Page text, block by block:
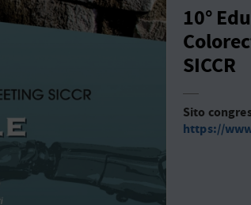
10°
SICCR
Sito
https://